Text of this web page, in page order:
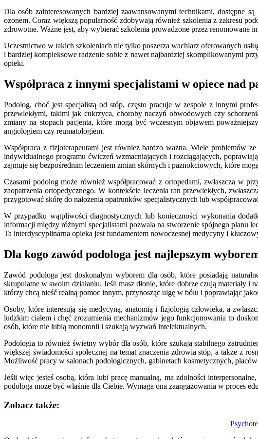
Dla osób zainteresowanych bardziej zaawansowanymi technikami, dostępne
ozonem. Coraz większą popularność zdobywają również szkolenia z zakresu
zdrowotne. Ważne jest, aby wybierać szkolenia prowadzone przez renomowane
Uczestnictwo w takich szkoleniach nie tylko poszerza wachlarz oferowanych
i bardziej kompleksowe radzenie sobie z nawet najbardziej skomplikowanymi
opieki.
Współpraca z innymi specjalistami w opiece nad
Podolog, choć jest specjalistą od stóp, często pracuje w zespole z innymi
przewlekłymi, takimi jak cukrzyca, choroby naczyń obwodowych czy
zmiany na stopach pacjenta, które mogą być wczesnym objawem
angiologiem czy reumatologiem.
Współpraca z fizjoterapeutami jest również bardzo ważna. Wiele problemów
indywidualnego programu ćwiczeń wzmacniających i rozciągających,
zajmuje się bezpośrednim leczeniem zmian skórnych i paznokciowych, które
Czasami podolog może również współpracować z ortopedami, zwłaszcza w
zaopatrzenia ortopedycznego. W kontekście leczenia ran przewlekłych,
przygotować skórę do nałożenia opatrunków specjalistycznych lub
W przypadku wątpliwości diagnostycznych lub konieczności wykonania
informacji między różnymi specjalistami pozwala na stworzenie spójnego planu
Ta interdyscyplinarna opieka jest fundamentem nowoczesnej medycyny i
Dla kogo zawód podologa jest najlepszym
Zawód podologa jest doskonałym wyborem dla osób, które posiadają
skrupulatne w swoim działaniu. Jeśli masz dłonie, które dobrze czują materiały
którzy chcą nieść realną pomoc innym, przynosząc ulgę w bólu i poprawiając
Osoby, które interesują się medycyną, anatomią i fizjologią człowieka, a
ludzkim ciałem i chęć zrozumienia mechanizmów jego funkcjonowania to
osób, które nie lubią monotonii i szukają wyzwań intelektualnych.
Podologia to również świetny wybór dla osób, które szukają stabilnego
większej świadomości społecznej na temat znaczenia zdrowia stóp, a także z
Możliwość pracy w salonach podologicznych, gabinetach kosmetycznych,
Jeśli więc jesteś osobą, która lubi pracę manualną, ma zdolności
podologa może być właśnie dla Ciebie. Wymaga ona zaangażowania w proces
Zobacz także: